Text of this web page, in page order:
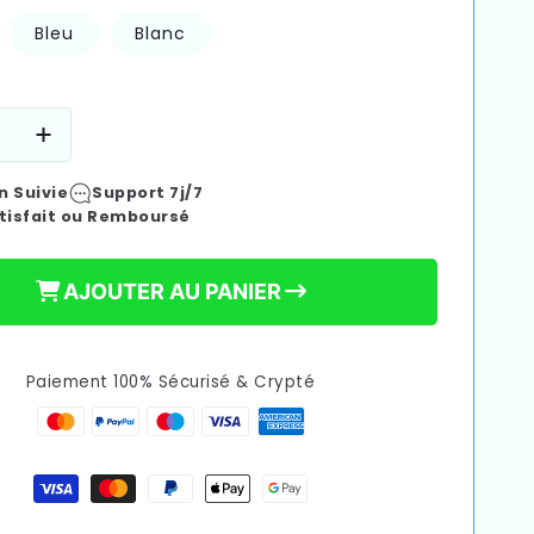
Bleu Blanc
Augmenter
la
quantité
de
electrique
┃Double
Suivie
Support 7j/7
ou Remboursé
AJOUTER AU PANIER
Paiement 100% Sécurisé & Crypté